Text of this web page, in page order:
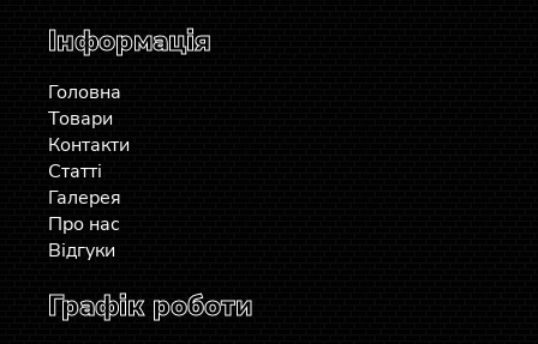
Інформація
Головна
Товари
Контакти
Статті
Галерея
Про нас
Відгуки
Графік роботи